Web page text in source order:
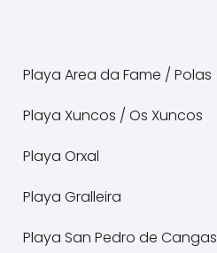
Playa Area da Fame / Polas
Playa Xuncos / Os Xuncos
Playa Orxal
Playa Gralleira
Playa San Pedro de Cangas